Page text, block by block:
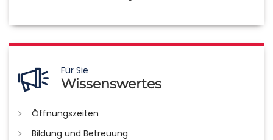
Für Sie
Wissenswertes
Öffnungszeiten
Bildung und Betreuung